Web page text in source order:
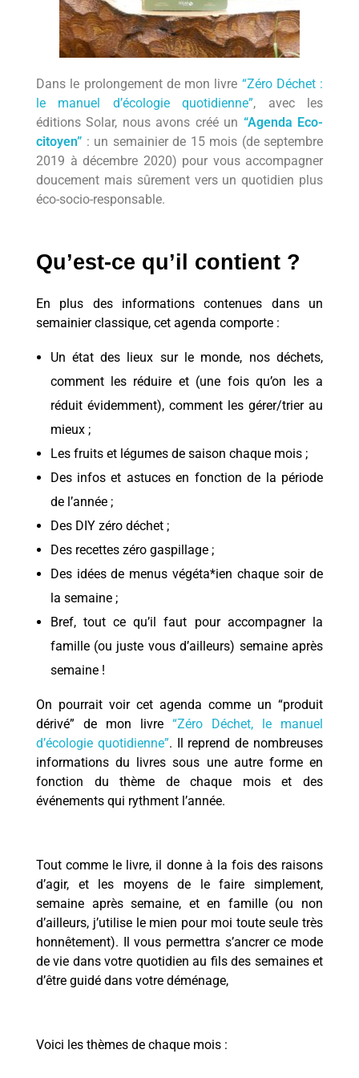
Cosmétiques
Digital
L’éco-dico
La bouquinerie
Podcasts
Videos
CONTACT
Dans le prolongement de mon livre “Zéro Déchet :
le manuel d’écologie quotidienne”, avec les
éditions Solar, nous avons créé un “Agenda Eco-
citoyen” : un semainier de 15 mois (de septembre
2019 à décembre 2020) pour vous accompagner
doucement mais sûrement vers un quotidien plus
éco-socio-responsable.
Qu’est-ce qu’il contient ?
En plus des informations contenues dans un
semainier classique, cet agenda comporte :
Un état des lieux sur le monde, nos déchets,
comment les réduire et (une fois qu’on les a
réduit évidemment), comment les gérer/trier au
mieux ;
Les fruits et légumes de saison chaque mois ;
Des infos et astuces en fonction de la période
de l’année ;
Des DIY zéro déchet ;
Des recettes zéro gaspillage ;
Des idées de menus végéta*ien chaque soir de
la semaine ;
Bref, tout ce qu’il faut pour accompagner la
famille (ou juste vous d’ailleurs) semaine après
semaine !
On pourrait voir cet agenda comme un “produit
dérivé” de mon livre “Zéro Déchet, le manuel
d’écologie quotidienne”. Il reprend de nombreuses
informations du livres sous une autre forme en
fonction du thème de chaque mois et des
événements qui rythment l’année.
Tout comme le livre, il donne à la fois des raisons
d’agir, et les moyens de le faire simplement,
semaine après semaine, et en famille (ou non
d’ailleurs, j’utilise le mien pour moi toute seule très
honnêtement). Il vous permettra s’ancrer ce mode
de vie dans votre quotidien au fils des semaines et
d’être guidé dans votre déménage,
Voici les thèmes de chaque mois :